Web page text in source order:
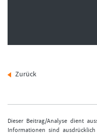
Zurück
Dieser Beitrag/Analyse dient
Informationen sind